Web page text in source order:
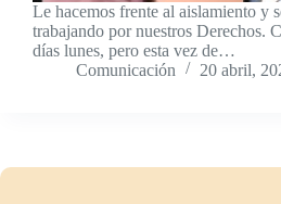
Le hacemos frente al aislamiento y
trabajando por nuestros Derechos.
días lunes, pero esta vez de…
Comunicación
20 abril,